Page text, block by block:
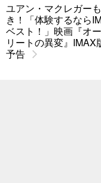
ユアン・マクレガー
き！「体験するなら
ベスト！」映画『オ
リートの異変』IMAX
予告